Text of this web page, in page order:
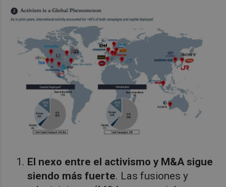
El nexo entre el activismo y M&A sigue
siendo más fuerte. Las fusiones y